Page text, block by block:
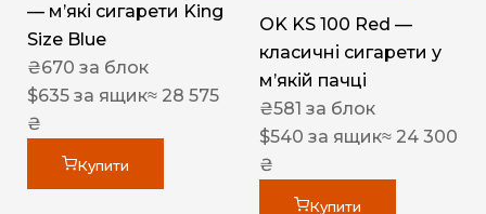
— м’які сигарети King
Size Blue
₴670 за блок
$635 за ящик≈ 28 575
₴
Купити
OK KS 100 Red —
класичні сигарети у
м’якій пачці
₴581 за блок
$540 за ящик≈ 24 300
₴
Купити